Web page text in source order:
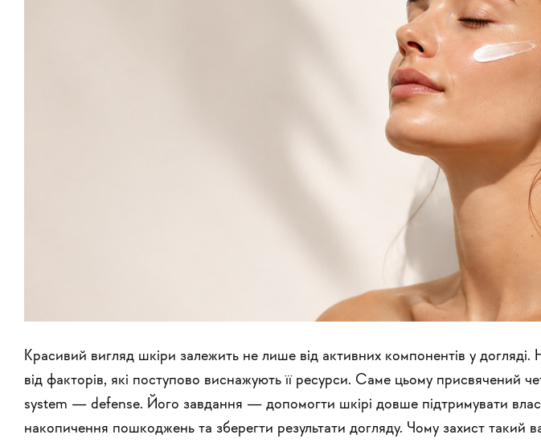
Красивий вигляд шкіри залежить не лише від активних компонентів у
від факторів, які поступово виснажують її ресурси. Саме цьому присвячений
system — defense. Його завдання — допомогти шкірі довше підтримувати
накопичення пошкоджень та зберегти результати догляду. Чому захист такий